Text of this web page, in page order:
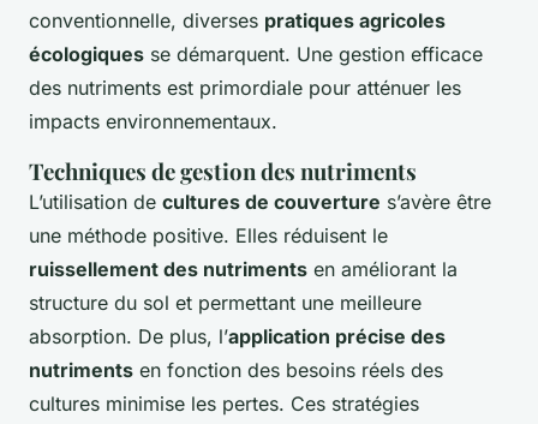
conventionnelle, diverses pratiques agricoles
écologiques se démarquent. Une gestion efficace
des nutriments est primordiale pour atténuer les
impacts environnementaux.
Techniques de gestion des nutriments
L’utilisation de cultures de couverture s’avère être
une méthode positive. Elles réduisent le
ruissellement des nutriments en améliorant la
structure du sol et permettant une meilleure
absorption. De plus, l’application précise des
nutriments en fonction des besoins réels des
cultures minimise les pertes. Ces stratégies